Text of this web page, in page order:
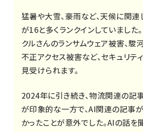
猛暑や大雪、豪雨など、天候に関
が16と多くランクインしていました
クルさんのランサムウェア被害、駿
不正アクセス被害など、セキュリテ
見受けられます。
2024年に引き続き、物流関連の記
が印象的な一方で、AI関連の記事
かったことが意外でした。AIの話